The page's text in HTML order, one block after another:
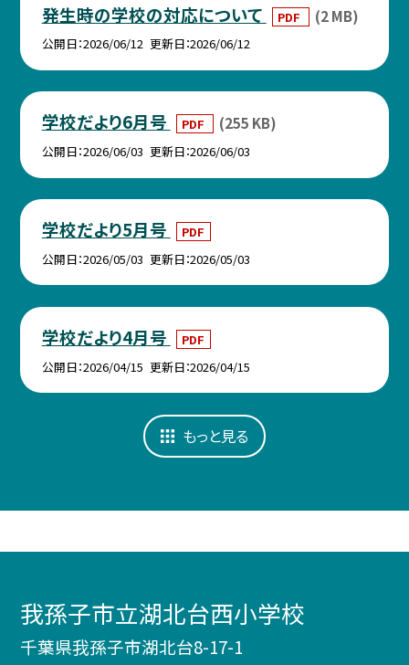
発生時の学校の対応について
PDF (2 MB)
公開日 2026/06/12 更新日 2026/06/12
学校だより6月号 PDF (255 KB)
公開日 2026/06/03 更新日 2026/06/03
学校だより5月号
PDF
公開日 2026/05/03 更新日 2026/05/03
学校だより4月号
PDF
公開日 2026/04/15 更新日 2026/04/15
もっと見る
我孫子市立湖北台西小学校
千葉県我孫子市湖北台8-17-1